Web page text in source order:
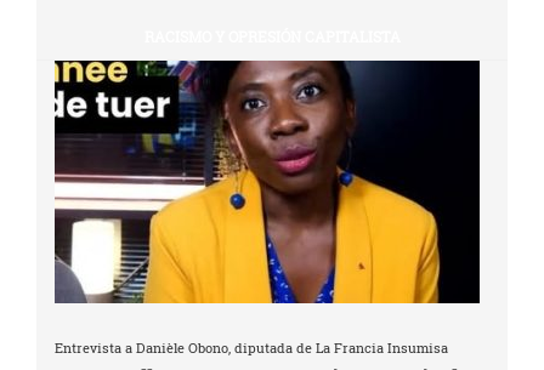
Entrevista a Danièle Obono, diputada de La Francia Insumisa